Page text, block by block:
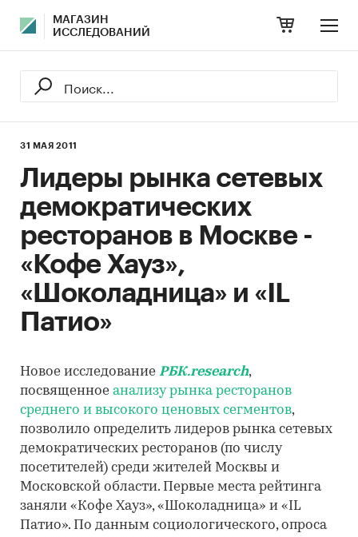
МАГАЗИН
ИССЛЕДОВАНИЙ
31 МАЯ 2011
Лидеры рынка сетевых
демократических
ресторанов в Москве -
«Кофе Хауз»,
«Шоколадница» и «IL
Патио»
Новое исследование РБК.research,
посвященное анализу рынка ресторанов
среднего и высокого ценовых сегментов,
позволило определить лидеров рынка сетевых
демократических ресторанов (по числу
посетителей) среди жителей Москвы и
Московской области. Первые места рейтинга
заняли «Кофе Хауз», «Шоколадница» и «IL
Патио». По данным социологического, опроса